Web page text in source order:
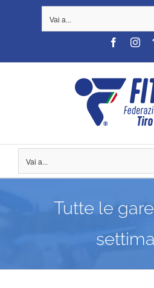
Vai a...
Vai a...
Tutte le